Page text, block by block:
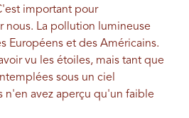
important pour
nous. La pollution lumineuse
Européens et des Américains.
vu les étoiles, mais tant que
sous un ciel
n'en avez aperçu qu'un faible